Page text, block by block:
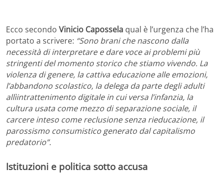
Ecco secondo Vinicio Capossela qual è l’urgenza che l’ha
portato a scrivere: “Sono brani che nascono dalla
necessità di interpretare e dare voce ai problemi più
stringenti del momento storico che stiamo vivendo. La
violenza di genere, la cattiva educazione alle emozioni,
l’abbandono scolastico, la delega da parte degli adulti
allìintrattenimento digitale in cui versa l’infanzia, la
cultura usata come mezzo di separazione sociale, il
carcere inteso come reclusione senza rieducazione, il
parossismo consumistico generato dal capitalismo
predatorio”.
Istituzioni e politica sotto accusa